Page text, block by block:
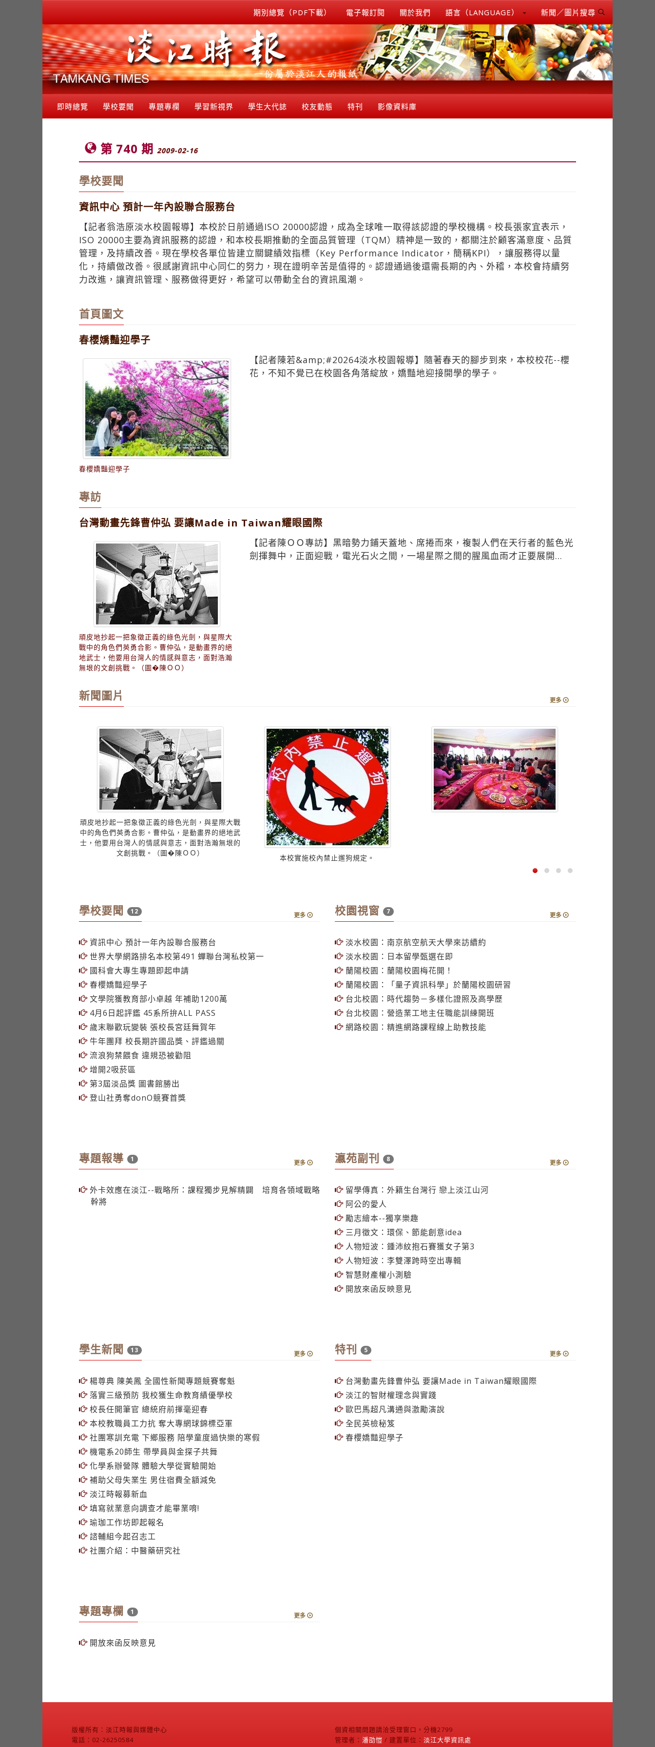
期別總覽（PDF下載） 電子報訂閱 關於我們 語言（LANGUAGE） 新聞／圖片搜尋
即時總覽 學校要聞 專題專欄 學習新視界 學生大代誌 校友動態 特刊 影像資料庫
第 740 期 2009-02-16
學校要聞
資訊中心 預計一年內設聯合服務台
【記者翁浩原淡水校園報導】本校於日前通過ISO 20000認證，成為全球唯一取得該認證的學校機構。校長張家宜表示，
ISO 20000主要為資訊服務的認證，和本校長期推動的全面品質管理（TQM）精神是一致的，都關注於顧客滿意度、品質
管理，及持續改善。現在學校各單位皆建立關鍵績效指標（Key Performance Indicator，簡稱KPI），讓服務得以量
化，持續做改善。很感謝資訊中心同仁的努力，現在證明辛苦是值得的。認證通過後還需長期的內、外稽，本校會持續努
力改進，讓資訊管理、服務做得更好，希望可以帶動全台的資訊風潮。
首頁圖文
春櫻嬌豔迎學子
春櫻嬌豔迎學子
【記者陳若&amp;#20264淡水校園報導】隨著春天的腳步到來，本校校花--櫻
花，不知不覺已在校園各角落綻放，嬌豔地迎接開學的學子。
專訪
台灣動畫先鋒曹仲弘 要讓Made in Taiwan耀眼國際
頑皮地抄起一把象徵正義的綠色光劍，與星際大
戰中的角色們英勇合影。曹仲弘，是動畫界的絕
地武士，他要用台灣人的情感與意志，面對浩瀚
無垠的文創挑戰。（圖�陳ＯＯ）
【記者陳ＯＯ專訪】黑暗勢力鋪天蓋地、席捲而來，複製人們在天行者的藍色光
劍揮舞中，正面迎戰，電光石火之間，一場星際之間的腥風血雨才正要展開…
新聞圖片 更多
頑皮地抄起一把象徵正義的綠色光劍，與星際大戰
中的角色們英勇合影。曹仲弘，是動畫界的絕地武
士，他要用台灣人的情感與意志，面對浩瀚無垠的
文創挑戰。（圖�陳ＯＯ）
本校實施校內禁止遛狗規定。
學校要聞 12 更多
資訊中心 預計一年內設聯合服務台
世界大學網路排名本校第491 蟬聯台灣私校第一
國科會大專生專題即起申請
春櫻嬌豔迎學子
文學院獲教育部小卓越 年補助1200萬
4月6日起評鑑 45系所拚ALL PASS
歲末聯歡玩變裝 張校長宮廷舞賀年
牛年團拜 校長期許國品獎、評鑑過關
流浪狗禁餵食 違規恐被勸阻
增開2吸菸區
第3屆淡品獎 圖書館勝出
登山社勇奪donO競賽首獎
校園視窗 7 更多
淡水校園：南京航空航天大學來訪續約
淡水校園：日本留學甄選在即
蘭陽校園：蘭陽校園梅花開！
蘭陽校園：「量子資訊科學」於蘭陽校園研習
台北校園：時代趨勢－多樣化證照及高學歷
台北校園：營造業工地主任職能訓練開班
網路校園：精進網路課程線上助教技能
專題報導 1 更多
外卡效應在淡江--戰略所：課程獨步見解精闢 培育各領域戰略
幹將
瀛苑副刊 8 更多
留學傳真：外籍生台灣行 戀上淡江山河
阿公的愛人
勵志繪本--獨享樂趣
三月徵文：環保、節能創意idea
人物短波：鍾沛紋抱石賽獲女子第3
人物短波：李雙澤跨時空出專輯
智慧財產權小測驗
開放來函反映意見
學生新聞 13 更多
楊尊典 陳美鳳 全國性新聞專題競賽奪魁
落實三級預防 我校獲生命教育績優學校
校長任開筆官 總統府前揮毫迎春
本校教職員工力抗 奪大專網球錦標亞軍
社團寒訓充電 下鄉服務 陪學童度過快樂的寒假
機電系20師生 帶學員與金探子共舞
化學系辦營隊 體驗大學從實驗開始
補助父母失業生 男住宿費全額減免
淡江時報募新血
填寫就業意向調查才能畢業唷!
瑜珈工作坊即起報名
諮輔組今起召志工
社團介紹：中醫藥研究社
特刊 5 更多
台灣動畫先鋒曹仲弘 要讓Made in Taiwan耀眼國際
淡江的智財權理念與實踐
歐巴馬超凡溝通與激勵演說
全民英檢秘笈
春櫻嬌豔迎學子
專題專欄 1 更多
開放來函反映意見
版權所有：淡江時報與媒體中心
電話：02-26250584
個資相關問題請洽受理窗口，分機2799
管理者： 潘劭愷 / 建置單位： 淡江大學資訊處